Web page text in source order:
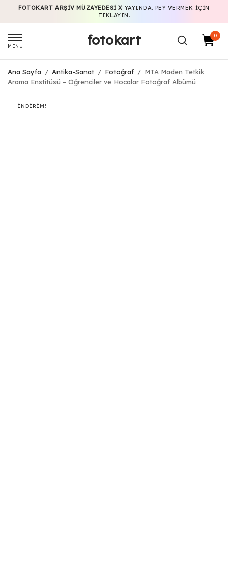
FOTOKART ARŞIV MÜZAYEDESI X YAYINDA. PEY VERMEK IÇIN
TIKLAYIN.
MENÜ fotokart 0
Ana Sayfa / Antika-Sanat / Fotoğraf / MTA Maden Tetkik
Arama Enstitüsü – Öğrenciler ve Hocalar Fotoğraf Albümü
İNDIRIM!